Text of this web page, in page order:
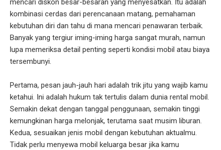
mencari diskon besar-besaran yang menyesatkan. Itu adalah
kombinasi cerdas dari perencanaan matang, pemahaman
kebutuhan diri dan tahu di mana mencari penawaran terbaik.
Banyak yang tergiur iming-iming harga sangat murah, namun
lupa memeriksa detail penting seperti kondisi mobil atau biaya
tersembunyi.
Pertama, pesan jauh-jauh hari adalah trik jitu yang wajib kamu
ketahui. Ini adalah hukum tak tertulis dalam dunia rental mobil.
Semakin dekat dengan tanggal penggunaan, semakin tinggi
kemungkinan harga melonjak, terutama saat musim liburan.
Kedua, sesuaikan jenis mobil dengan kebutuhan aktualmu.
Tidak perlu menyewa mobil keluarga besar jika kamu